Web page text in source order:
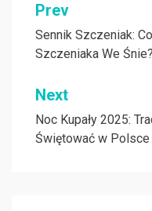
Nawigacja
wpisu
Prev
Sennik Szczeniak:
Szczeniaka We Śnie?
Next
Noc Kupały 2025:
Świętować w Polsce